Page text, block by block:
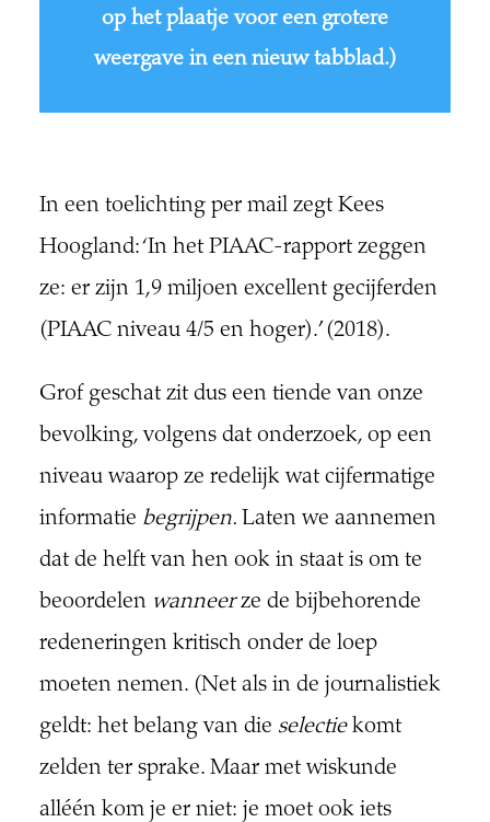
op het plaatje voor een grotere
weergave in een nieuw tabblad.)
In een toelichting per mail zegt Kees
Hoogland: ‘In het PIAAC-rapport zeggen
ze: er zijn 1,9 miljoen excellent gecijferden
(PIAAC niveau 4/5 en hoger).’ (2018).
Grof geschat zit dus een tiende van onze
bevolking, volgens dat onderzoek, op een
niveau waarop ze redelijk wat cijfermatige
informatie begrijpen. Laten we aannemen
dat de helft van hen ook in staat is om te
beoordelen wanneerze de bijbehorende
redeneringen kritisch onder de loep
moeten nemen. (Net als in de journalistiek
geldt: het belang van die selectiekomt
zelden ter sprake. Maar met wiskunde
alléén kom je er niet: je moet ook iets